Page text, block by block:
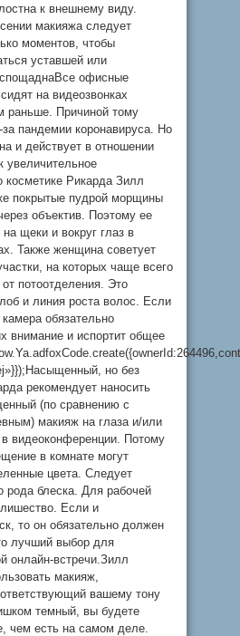
к внешнему виду.
макияжа следует
моментов, чтобы
уставшей или
офисные
на видеозвонках
раньше. Причиной тому
пандемии коронавируса. Но
и действует в отношении
увеличительное
косметике Рикарда Зилл
покрытые пудрой морщины
объектив. Поэтому ее
щеки и вокруг глаз в
Также женщина советует
на которых чаще всего
потоотделения. Это
и линия роста волос. Если
обязательно
внимание и испортит общее
но без
рекомендует наносить
(по сравнению с
макияж на глаза и/или
видеоконференции. Потому
в комнате могут
цвета. Следует
рода блеска. Для рабочей
Если и
то он обязательно должен
лучший выбор для
онлайн-встречи.Зилл
макияж,
вашему тону
темный, вы будете
чем есть на самом деле.